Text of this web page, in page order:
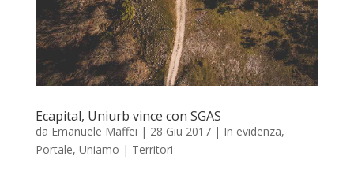
Ecapital, Uniurb vince con SGAS
da Emanuele Maffei | 28 Giu 2017| In evidenza,
Portale, Uniamo | Territori